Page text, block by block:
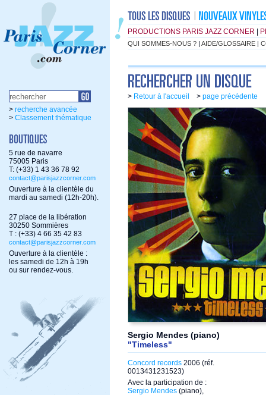
PRODUCTIONS PARIS JAZZ CORNER
QUI SOMMES-NOUS ? | AIDE/GLOSSAIRE |
> recherche avancée
> Classement thématique
5 rue de navarre
75005 Paris
T: (+33) 1 43 36 78 92
contact@parisjazzcorner.com
Ouverture à la clientèle du
mardi au samedi (12h-20h).
27 place de la libération
30250 Sommières
T : (+33) 4 66 35 42 83
contact@parisjazzcorner.com
Ouverture à la clientèle :
les samedi de 12h à 19h
ou sur rendez-vous.
> Retour à l'accueil > page précédente
Sergio Mendes (piano)
"Timeless"
Concord records 2006 (réf.
0013431231523)
Avec la participation de :
Sergio Mendes (piano),